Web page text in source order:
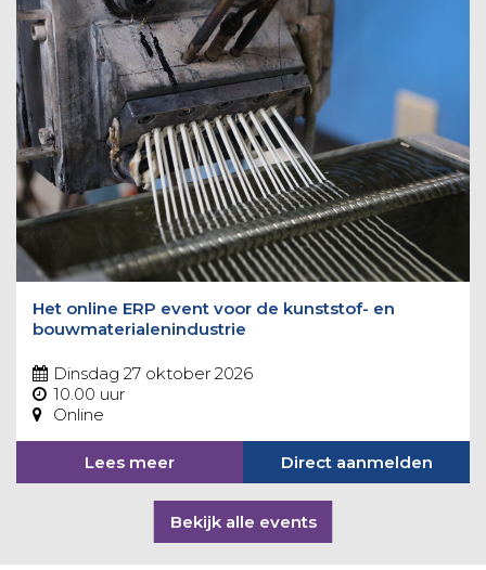
Het online ERP event voor de kunststof- en
bouwmaterialenindustrie
Dinsdag 27 oktober 2026
10.00 uur
Online
Lees meer Direct aanmelden
Bekijk alle events